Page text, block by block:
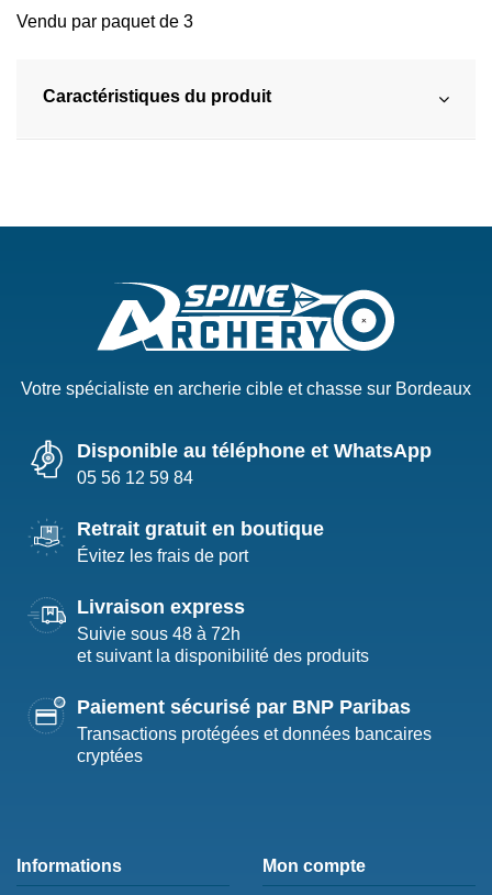
Vendu par paquet de 3
Caractéristiques du produit
Votre spécialiste en archerie cible et chasse sur Bordeaux
Disponible au téléphone et WhatsApp
05 56 12 59 84
Retrait gratuit en boutique
Évitez les frais de port
Livraison express
Suivie sous 48 à 72h
et suivant la disponibilité des produits
Paiement sécurisé par BNP Paribas
Transactions protégées et données bancaires
cryptées
Informations Mon compte